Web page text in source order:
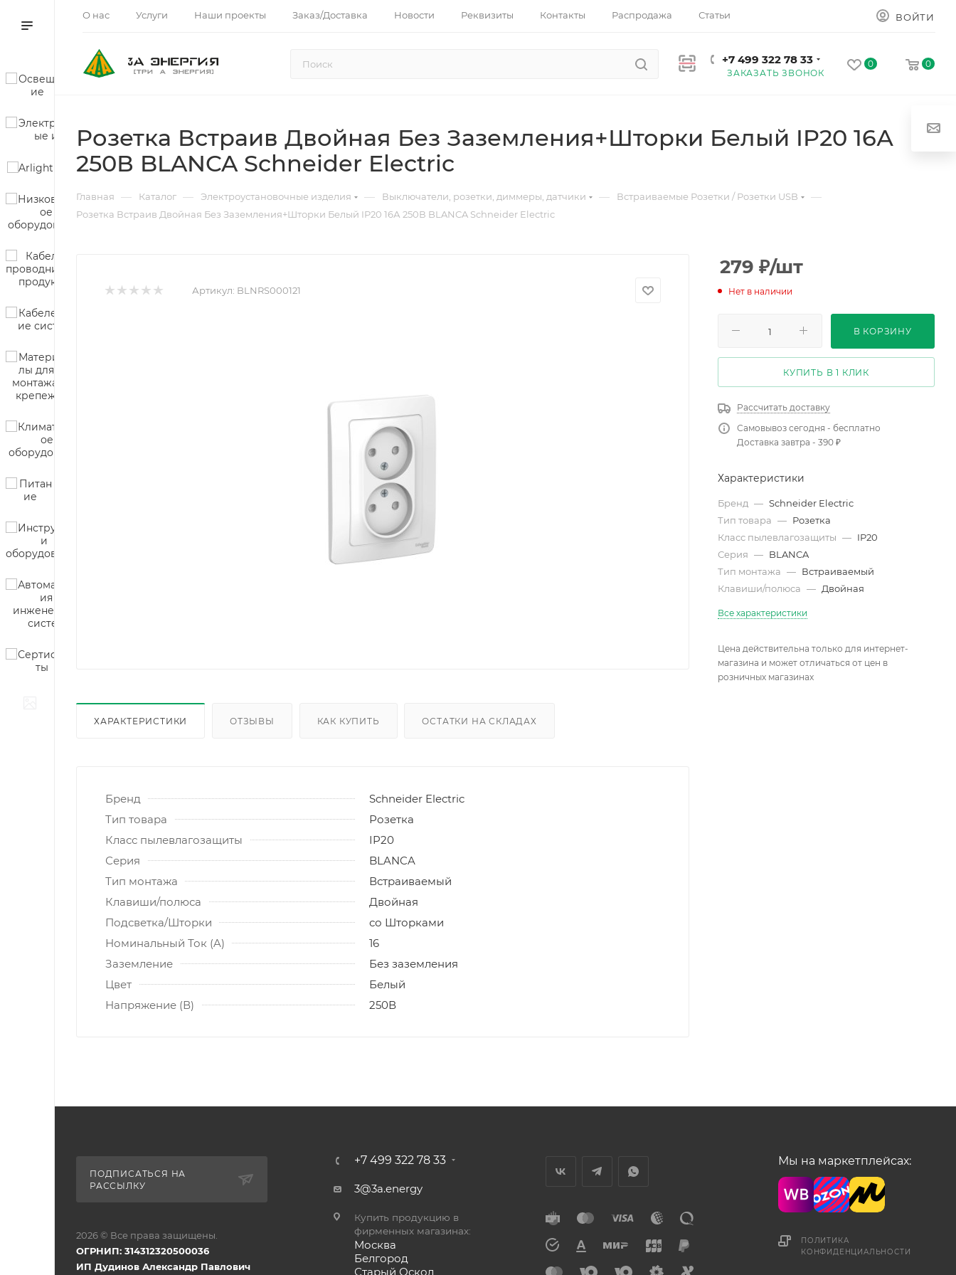
О нас Услуги Наши проекты Заказ/Доставка Новости Реквизиты Контакты Распродажа Статьи ВОЙТИ
+7 499 322 78 33
ЗАКАЗАТЬ ЗВОНОК
0 0
Розетка Встраив Двойная Без Заземления+Шторки Белый IP20 16А
250В BLANCA Schneider Electric
Главная — Каталог — Электроустановочные изделия — Выключатели, розетки, диммеры, датчики — Встраиваемые Розетки / Розетки USB —
Розетка Встраив Двойная Без Заземления+Шторки Белый IP20 16А 250В BLANCA Schneider Electric
Артикул: BLNRS000121
ХАРАКТЕРИСТИКИ ОТЗЫВЫ КАК КУПИТЬ ОСТАТКИ НА СКЛАДАХ
Бренд
Schneider Electric
Тип товара
Розетка
Класс пылевлагозащиты
IP20
Серия
BLANCA
Тип монтажа
Встраиваемый
Клавиши/полюса
Двойная
Подсветка/Шторки
со Шторками
Номинальный Ток (A)
16
Заземление
Без заземления
Цвет
Белый
Напряжение (В)
250В
279 ₽/шт
Нет в наличии
В КОРЗИНУ
КУПИТЬ В 1 КЛИК
Рассчитать доставку
Самовывоз сегодня - бесплатно
Доставка завтра - 390 ₽
Характеристики
Бренд — Schneider Electric
Тип товара — Розетка
Класс пылевлагозащиты — IP20
Серия — BLANCA
Тип монтажа — Встраиваемый
Клавиши/полюса — Двойная
Все характеристики
Цена действительна только для интернет-
магазина и может отличаться от цен в
розничных магазинах
ПОДПИСАТЬСЯ НА
РАССЫЛКУ
2026 © Все права защищены.
ОГРНИП: 314312320500036
ИП Дудинов Александр Павлович
+7 499 322 78 33
3@3a.energy
Купить продукцию в
фирменных магазинах:
Москва
Белгород
Старый Оскол
Мы на маркетплейсах:
ПОЛИТИКА
КОНФИДЕНЦИАЛЬНОСТИ